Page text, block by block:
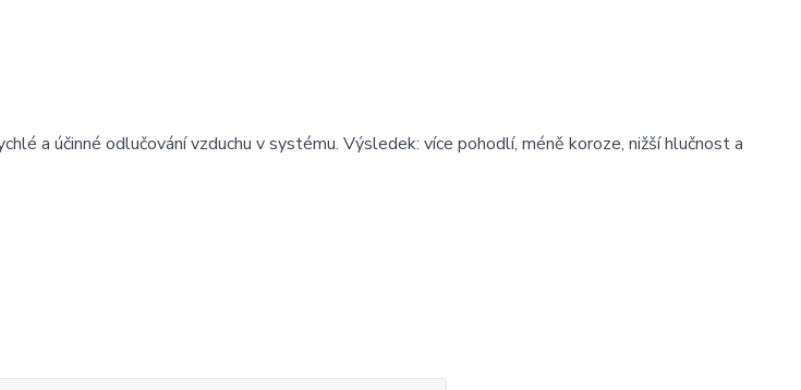
a účinné odlučování vzduchu v systému. Výsledek: více pohodlí, méně koroze, nižší hlučnost a